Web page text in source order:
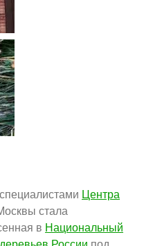
Центра
стала
в Национальный